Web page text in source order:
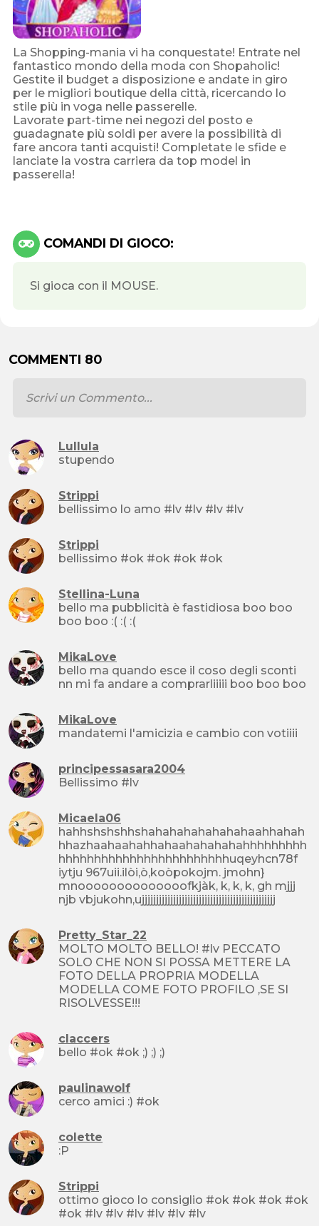
La Shopping-mania vi ha conquestate! Entrate nel
fantastico mondo della moda con Shopaholic!
Gestite il budget a disposizione e andate in giro
per le migliori boutique della città, ricercando lo
stile più in voga nelle passerelle.
Lavorate part-time nei negozi del posto e
guadagnate più soldi per avere la possibilità di
fare ancora tanti acquisti! Completate le sfide e
lanciate la vostra carriera da top model in
passerella!
COMANDI DI GIOCO:
Si gioca con il MOUSE.
COMMENTI 80
Lullula
stupendo
Strippi
bellissimo lo amo #lv #lv #lv #lv
Strippi
bellissimo #ok #ok #ok #ok
Stellina-Luna
bello ma pubblicità è fastidiosa boo boo
boo boo :( :( :(
MikaLove
bello ma quando esce il coso degli sconti
nn mi fa andare a comprarliiiii boo boo boo
MikaLove
mandatemi l'amicizia e cambio con votiiii
principessasara2004
Bellissimo #lv
Micaela06
hahhshshshhshahahahahahahahaahhahah
hhazhaahaahahhahaahahahahahhhhhhhhh
hhhhhhhhhhhhhhhhhhhhhhhhuqeyhcn78f
iytju 967uii.ilòi,ò,koòpokojm. jmohn}
mnoooooooooooooofkjàk, k, k, k, gh mjjj
njb vbjukohn,ujjjjjjjjjjjjjjjjjjjjjjjjjjjjjjjjjjjjjjjjjjjjjjj
Pretty_Star_22
MOLTO MOLTO BELLO! #lv PECCATO
SOLO CHE NON SI POSSA METTERE LA
FOTO DELLA PROPRIA MODELLA
MODELLA COME FOTO PROFILO ,SE SI
RISOLVESSE!!!
claccers
bello #ok #ok ;) ;) ;)
paulinawolf
cerco amici :) #ok
colette
:P
Strippi
ottimo gioco lo consiglio #ok #ok #ok #ok
#ok #lv #lv #lv #lv #lv #lv